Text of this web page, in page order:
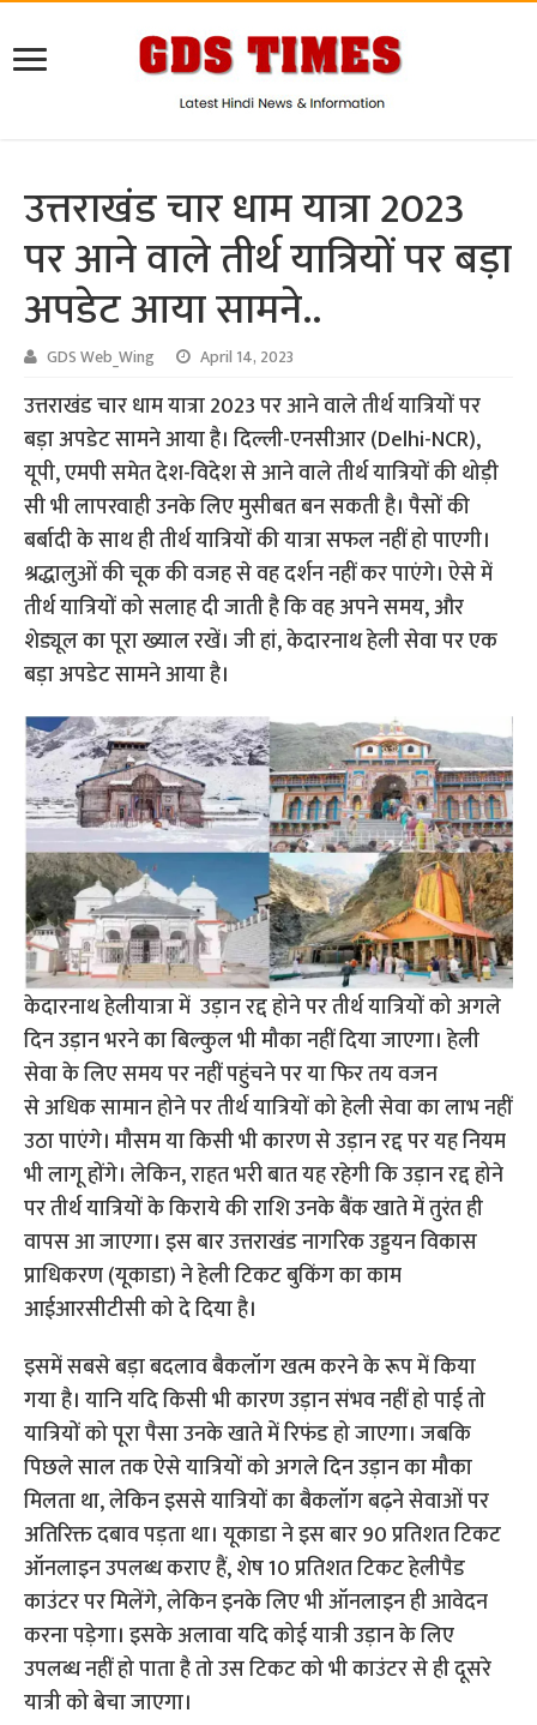
उत्तराखंड चार धाम यात्रा 2023
पर आने वाले तीर्थ यात्रियों पर बड़ा
अपडेट आया सामने..
GDS Web_Wing April 14, 2023
उत्तराखंड चार धाम यात्रा 2023 पर आने वाले तीर्थ यात्रियों पर
बड़ा अपडेट सामने आया है। दिल्ली-एनसीआर (Delhi-NCR),
यूपी, एमपी समेत देश-विदेश से आने वाले तीर्थ यात्रियों की थोड़ी
सी भी लापरवाही उनके लिए मुसीबत बन सकती है। पैसों की
बर्बादी के साथ ही तीर्थ यात्रियों की यात्रा सफल नहीं हो पाएगी।
श्रद्धालुओं की चूक की वजह से वह दर्शन नहीं कर पाएंगे। ऐसे में
तीर्थ यात्रियों को सलाह दी जाती है कि वह अपने समय, और
शेड्यूल का पूरा ख्याल रखें। जी हां, केदारनाथ हेली सेवा पर एक
बड़ा अपडेट सामने आया है।
केदारनाथ हेलीयात्रा में उड़ान रद्द होने पर तीर्थ यात्रियों को अगले
दिन उड़ान भरने का बिल्कुल भी मौका नहीं दिया जाएगा। हेली
सेवा के लिए समय पर नहीं पहुंचने पर या फिर तय वजन
से अधिक सामान होने पर तीर्थ यात्रियों को हेली सेवा का लाभ नहीं
उठा पाएंगे। मौसम या किसी भी कारण से उड़ान रद्द पर यह नियम
भी लागू होंगे। लेकिन, राहत भरी बात यह रहेगी कि उड़ान रद्द होने
पर तीर्थ यात्रियों के किराये की राशि उनके बैंक खाते में तुरंत ही
वापस आ जाएगा। इस बार उत्तराखंड नागरिक उड्डयन विकास
प्राधिकरण (यूकाडा) ने हेली टिकट बुकिंग का काम
आईआरसीटीसी को दे दिया है।
इसमें सबसे बड़ा बदलाव बैकलॉग खत्म करने के रूप में किया
गया है। यानि यदि किसी भी कारण उड़ान संभव नहीं हो पाई तो
यात्रियों को पूरा पैसा उनके खाते में रिफंड हो जाएगा। जबकि
पिछले साल तक ऐसे यात्रियों को अगले दिन उड़ान का मौका
मिलता था, लेकिन इससे यात्रियों का बैकलॉग बढ़ने सेवाओं पर
अतिरिक्त दबाव पड़ता था। यूकाडा ने इस बार 90 प्रतिशत टिकट
ऑनलाइन उपलब्ध कराए हैं, शेष 10 प्रतिशत टिकट हेलीपैड
काउंटर पर मिलेंगे, लेकिन इनके लिए भी ऑनलाइन ही आवेदन
करना पड़ेगा। इसके अलावा यदि कोई यात्री उड़ान के लिए
उपलब्ध नहीं हो पाता है तो उस टिकट को भी काउंटर से ही दूसरे
यात्री को बेचा जाएगा।